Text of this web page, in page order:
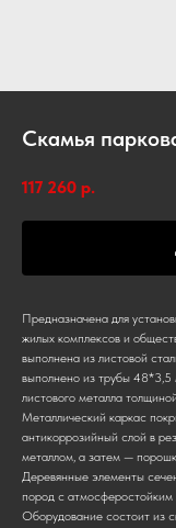
Скамья
117 260 р.
Предназначена для
жилых комплексов и
выполнена из листовой
выполнено из трубы 48*3,5
листового металла
Металлический каркас
антикоррозийный слой в
металлом, а затем —
Деревянные элементы
пород с атмосферостойким
Оборудование состоит из